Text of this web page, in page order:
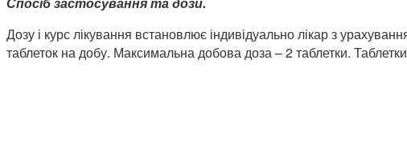
Дозу і курс лікування встановлює індивідуально лікар з
таблеток на добу. Максимальна добова доза – 2 таблетки.